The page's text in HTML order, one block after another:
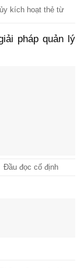
kích hoạt thẻ từ
pháp quản lý
Đầu đọc cố định